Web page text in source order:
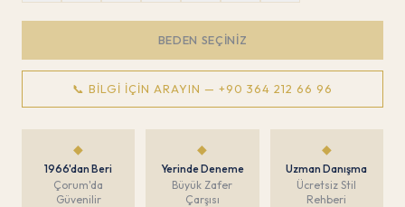
BEDEN SEÇINIZ
📞 BILGI İÇIN ARAYIN —+90 364 212 66 96
◆
1966'dan Beri
Çorum'da
Güvenilir
◆
Yerinde Deneme
Büyük Zafer
Çarşısı
◆
Uzman Danışma
Ücretsiz Stil
Rehberi